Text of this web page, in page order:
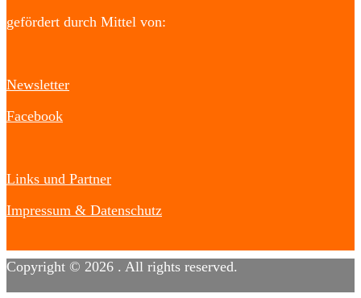
gefördert durch Mittel von:
Newsletter
Facebook
Links und Partner
Impressum & Datenschutz
Copyright © 2026 . All rights reserved.